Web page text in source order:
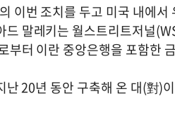
이번 조치를 두고 미국 내에
말레키는 월스트리트저널
부터 이란 중앙은행을 포함한
20년 동안 구축해 온 대(對)